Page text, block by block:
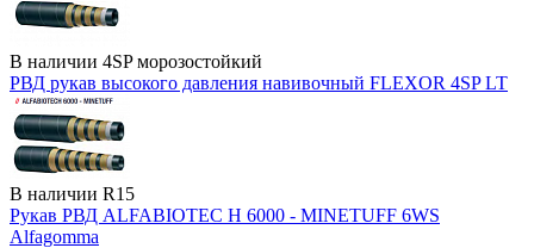
В наличии 4SP морозостойкий
РВД рукав высокого давления навивочный FLEXOR 4SP LT
В наличии R15
Рукав РВД ALFABIOTEC H 6000 - MINETUFF 6WS
Alfagomma